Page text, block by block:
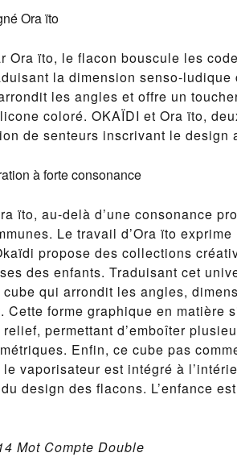
Ora ïto
Ora ïto, le flacon bouscule les
la dimension senso-ludique
les angles et offre un
coloré. OKAÏDI et Ora ïto,
de senteurs inscrivant le design
à forte consonance
ïto, au-delà d’une consonance
Le travail d’Ora ïto
propose des collections
des enfants. Traduisant cet
qui arrondit les angles,
Cette forme graphique en
permettant d’emboîter
Enfin, ce cube pas
vaporisateur est intégré à
design des flacons. L’enfance
Mot Compte Double